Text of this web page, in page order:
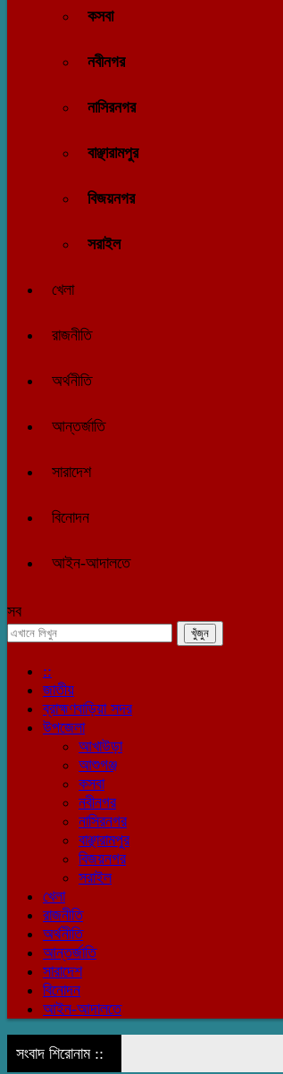
কসবা
নবীনগর
নাসিরনগর
বাঞ্ছারামপুর
বিজয়নগর
সরাইল
খেলা
রাজনীতি
অর্থনীতি
আন্তর্জাতি
সারাদেশ
বিনোদন
আইন-আদালতে
সব
::
জাতীয়
ব্রাহ্মণবাড়িয়া সদর
উপজেলা
আখাউড়া
আশুগঞ্জ
কসবা
নবীনগর
নাসিরনগর
বাঞ্ছারামপুর
বিজয়নগর
সরাইল
খেলা
রাজনীতি
অর্থনীতি
আন্তর্জাতি
সারাদেশ
বিনোদন
আইন-আদালতে
সংবাদ শিরোনাম ::